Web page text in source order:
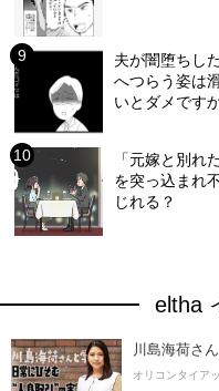
夫が闇堕ちし
へつらう姿は
いとダメです
「元嫁と別れ
を突っ込まれ
じれる？
eltha
川島海荷さ
オリコンタイア